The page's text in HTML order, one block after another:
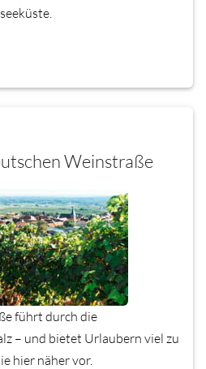
Weinstraße
führt durch die
– und bietet Urlaubern viel zu
hier näher vor.